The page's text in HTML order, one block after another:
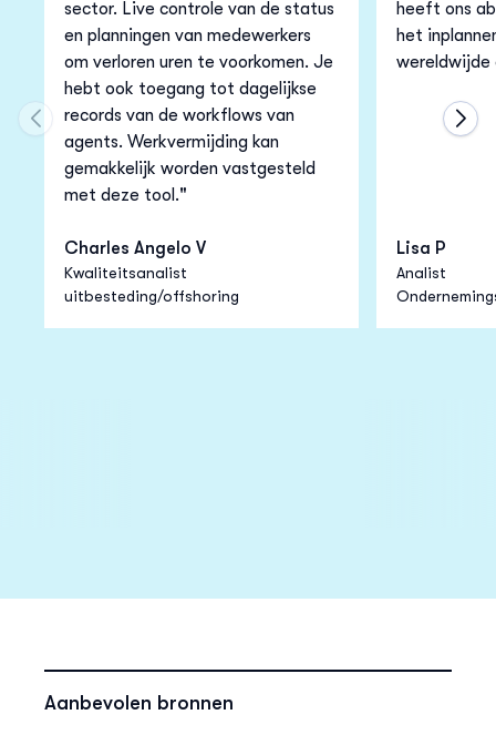
sector. Live controle van de status
en planningen van medewerkers
om verloren uren te voorkomen. Je
hebt ook toegang tot dagelijkse
records van de workflows van
agents. Werkvermijding kan
gemakkelijk worden vastgesteld
met deze tool."
Charles Angelo V
Kwaliteitsanalist
uitbesteding/offshoring
heeft ons
het
wereldwijde
Lisa P
Analist
Move to previous carousel slide
Aanbevolen bronnen